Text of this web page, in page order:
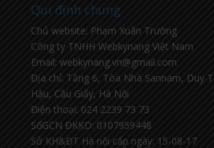
Qui định chung
Chủ website: Phạm Xuân Trường
Công ty TNHH Webkynang Việt Nam
Email: webkynang.vn@gmail.com
Địa chỉ: Tầng 6, Tòa Nhà Sannam, Duy
Hậu, Cầu Giấy, Hà Nội
Điện thoại: 024 2239 73 73
SốGCN ĐKKD: 0107959448
Sở KH&ĐT Hà nội cấp ngày: 15-08-17